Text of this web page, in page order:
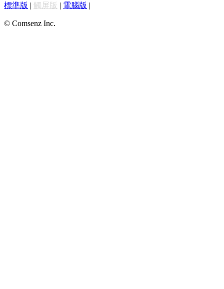
標準版 | 觸屏版 | 電腦版 |
© Comsenz Inc.